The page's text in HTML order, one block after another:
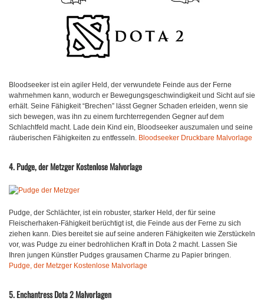
Bloodseeker ist ein agiler Held, der verwundete Feinde aus der Ferne
wahrnehmen kann, wodurch er Bewegungsgeschwindigkeit und Sicht auf sie
erhält. Seine Fähigkeit “Brechen” lässt Gegner Schaden erleiden, wenn sie
sich bewegen, was ihn zu einem furchterregenden Gegner auf dem
Schlachtfeld macht. Lade dein Kind ein, Bloodseeker auszumalen und seine
räuberischen Fähigkeiten zu entfesseln. Bloodseeker Druckbare Malvorlage
4. Pudge, der Metzger Kostenlose Malvorlage
Pudge, der Schlächter, ist ein robuster, starker Held, der für seine
Fleischerhaken-Fähigkeit berüchtigt ist, die Feinde aus der Ferne zu sich
ziehen kann. Dies bereitet sie auf seine anderen Fähigkeiten wie Zerstückeln
vor, was Pudge zu einer bedrohlichen Kraft in Dota 2 macht. Lassen Sie
Ihren jungen Künstler Pudges grausamen Charme zu Papier bringen.
Pudge, der Metzger Kostenlose Malvorlage
5. Enchantress Dota 2 Malvorlagen